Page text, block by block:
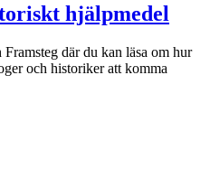
hjälpmedel
där du kan läsa om hur
och historiker att komma